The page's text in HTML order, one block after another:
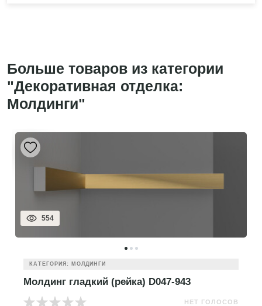
Больше товаров из категории
"Декоративная отделка:
Молдинги"
554
КАТЕГОРИЯ: МОЛДИНГИ
Молдинг гладкий (рейка) D047-943
НЕТ ГОЛОСОВ